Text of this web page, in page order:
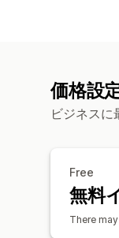
価格設
ビジネスに
Free
無料
There